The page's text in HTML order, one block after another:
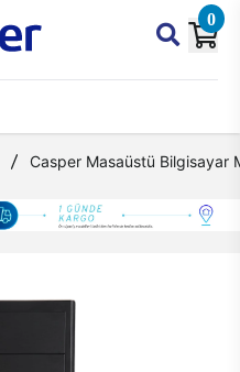
0
Casper Masaüstü Bilgisayar